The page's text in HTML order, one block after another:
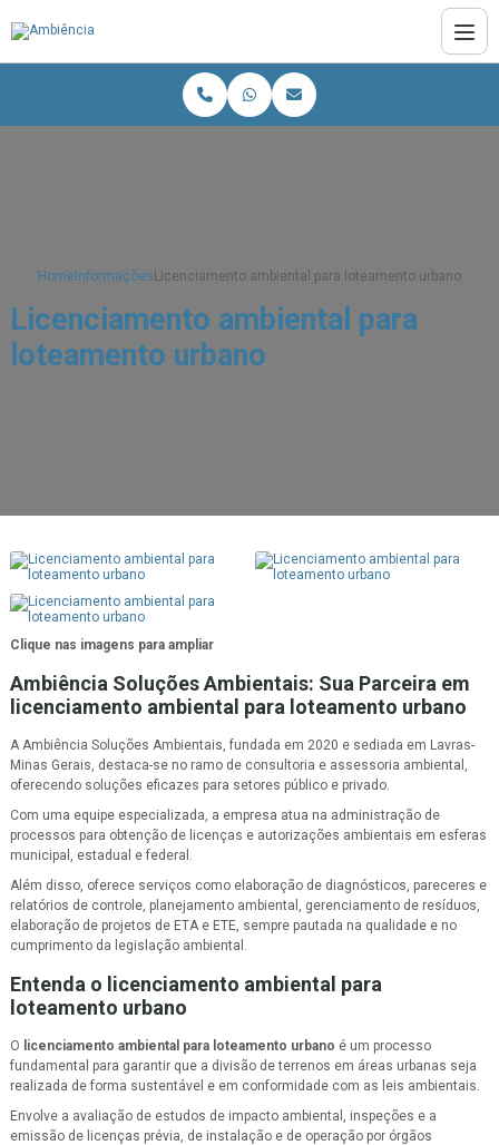
Home Informações Licenciamento ambiental para loteamento urbano
Licenciamento ambiental para
loteamento urbano
Clique nas imagens para ampliar
Ambiência Soluções Ambientais: Sua Parceira em
licenciamento ambiental para loteamento urbano
A Ambiência Soluções Ambientais, fundada em 2020 e sediada em Lavras-
Minas Gerais, destaca-se no ramo de consultoria e assessoria ambiental,
oferecendo soluções eficazes para setores público e privado.
Com uma equipe especializada, a empresa atua na administração de
processos para obtenção de licenças e autorizações ambientais em esferas
municipal, estadual e federal.
Além disso, oferece serviços como elaboração de diagnósticos, pareceres e
relatórios de controle, planejamento ambiental, gerenciamento de resíduos,
elaboração de projetos de ETA e ETE, sempre pautada na qualidade e no
cumprimento da legislação ambiental.
Entenda o licenciamento ambiental para
loteamento urbano
O licenciamento ambiental para loteamento urbano é um processo
fundamental para garantir que a divisão de terrenos em áreas urbanas seja
realizada de forma sustentável e em conformidade com as leis ambientais.
Envolve a avaliação de estudos de impacto ambiental, inspeções e a
emissão de licenças prévia, de instalação e de operação por órgãos